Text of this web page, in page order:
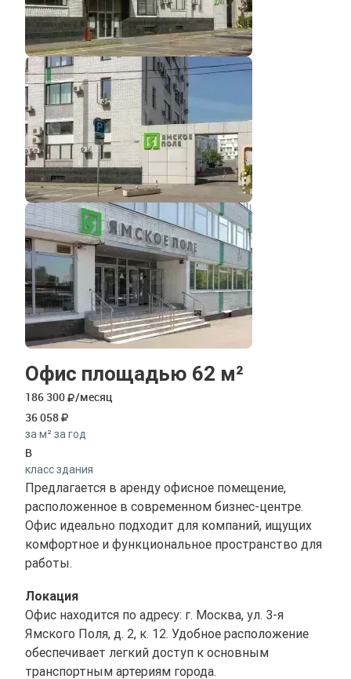
Офис площадью 62 м²
186 300
/месяц
36 058
за м² за год
B
класс здания
Предлагается в аренду офисное помещение,
расположенное в современном бизнес-центре.
Офис идеально подходит для компаний, ищущих
комфортное и функциональное пространство для
работы.
Локация
Офис находится по адресу: г. Москва, ул. 3-я
Ямского Поля, д. 2, к. 12. Удобное расположение
обеспечивает легкий доступ к основным
транспортным артериям города.